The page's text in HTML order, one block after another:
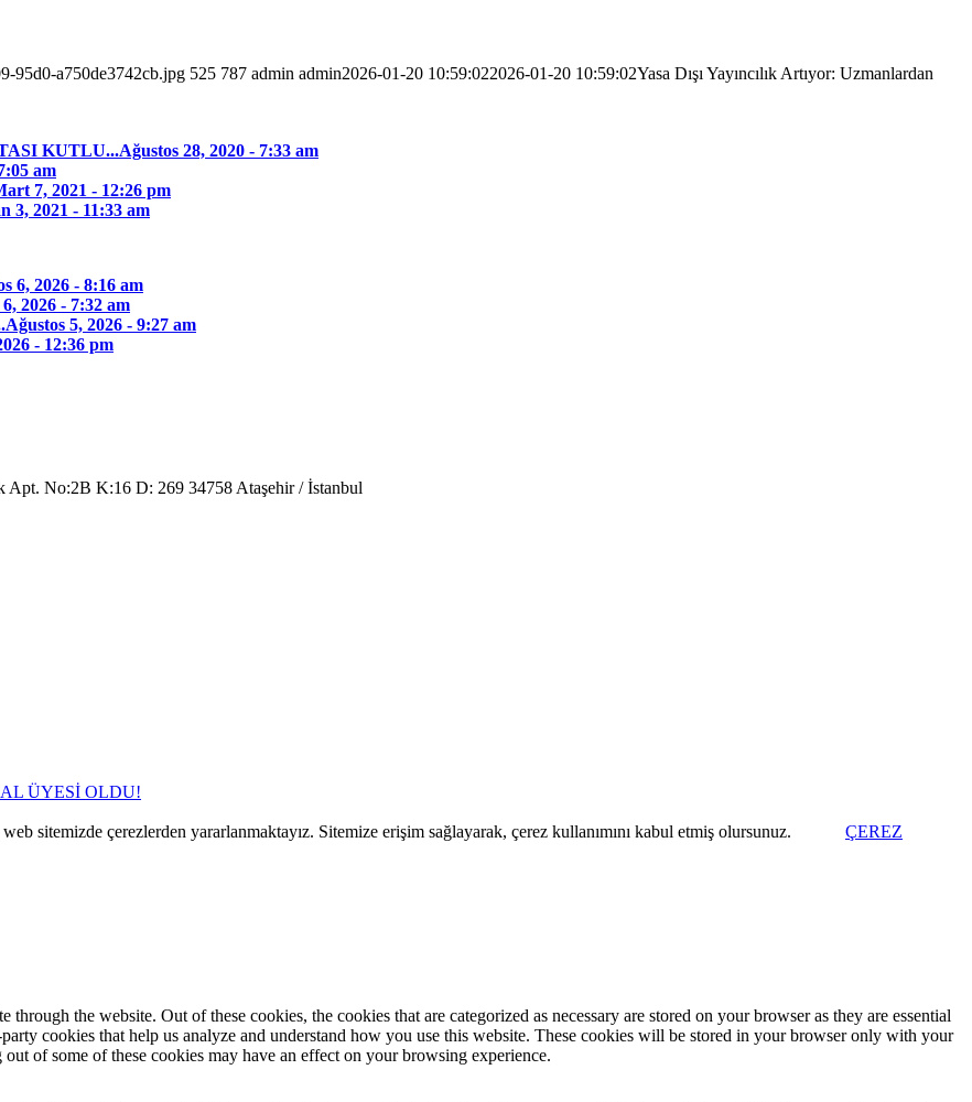
95d0-a750de3742cb.jpg 525 787 admin admin2026-01-20 10:59:022026-01-20 10:59:02Yasa Dışı Yayıncılık Artıyor: Uzmanlardan
KUTLU...Ağustos 28, 2020 - 7:33 am
am
7, 2021 - 12:26 pm
3, 2021 - 11:33 am
6, 2026 - 8:16 am
2026 - 7:32 am
Ağustos 5, 2026 - 9:27 am
- 12:36 pm
No:2B K:16 D: 269 34758 Ataşehir / İstanbul
ÜYESİ OLDU!
sitemizde çerezlerden yararlanmaktayız. Sitemize erişim sağlayarak, çerez kullanımını kabul etmiş olursunuz.
ÇEREZ
the website. Out of these cookies, the cookies that are categorized as necessary are stored on your browser as they are essential
cookies that help us analyze and understand how you use this website. These cookies will be stored in your browser only with your
of some of these cookies may have an effect on your browsing experience.